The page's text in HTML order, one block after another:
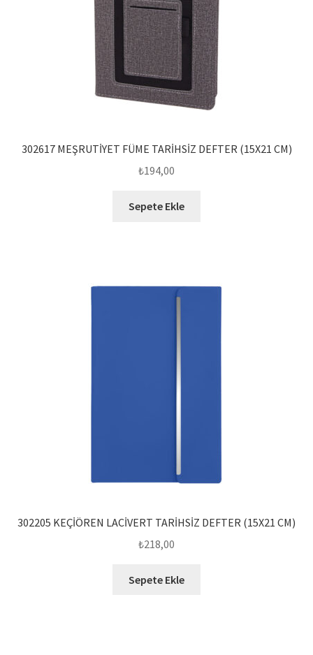
302617 MEŞRUTİYET FÜME TARİHSİZ DEFTER (15X21 CM)
₺194,00
Sepete Ekle
302205 KEÇİÖREN LACİVERT TARİHSİZ DEFTER (15X21 CM)
₺218,00
Sepete Ekle